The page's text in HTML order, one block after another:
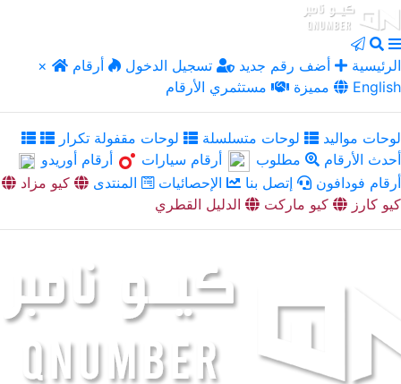
× الرئيسية أضف رقم جديد تسجيل الدخول
أرقام
مميزة
مستثمري الأرقام English
لوحات مواليد لوحات متسلسلة
لوحات مقفولة تكرار
أحدث الأرقام
مطلوب أرقام سيارات
أرقام أوريدو
أرقام فودافون
إتصل بنا الإحصائيات المنتدى
كيو مزاد
كيو كارز
كيو ماركت الدليل القطري